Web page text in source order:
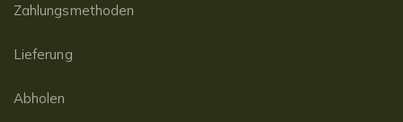
Zahlungsmethoden
Lieferung
Abholen